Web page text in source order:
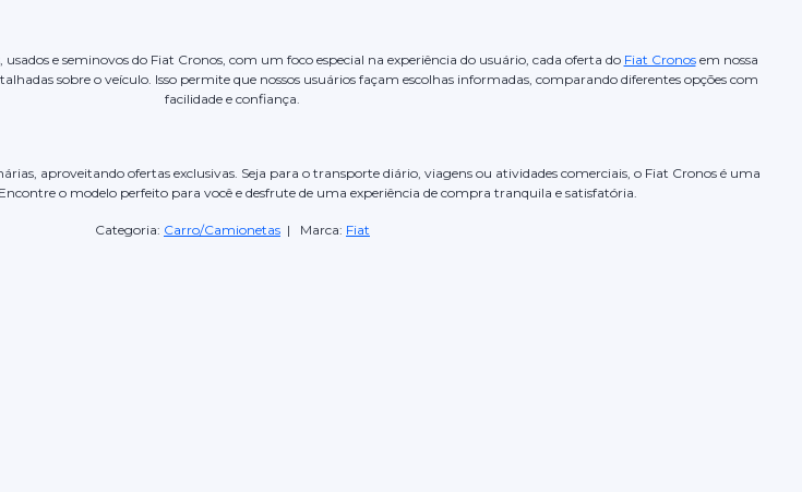
e seminovos do Fiat Cronos, com um foco especial na experiência do usuário, cada oferta do Fiat Cronosem nossa
sobre o veículo. Isso permite que nossos usuários façam escolhas informadas, comparando diferentes opções com
facilidade e confiança.
aproveitando ofertas exclusivas. Seja para o transporte diário, viagens ou atividades comerciais, o Fiat Cronos é uma
o modelo perfeito para você e desfrute de uma experiência de compra tranquila e satisfatória.
Categoria: Carro/Camionetas | Marca: Fiat